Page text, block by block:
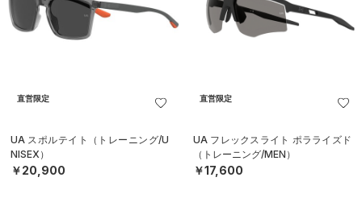
直営限定
UA スポルテイト（トレーニング/U
NISEX）
￥20,900
直営限定
UA フレックスライト ポラライズド
（トレーニング/MEN）
￥17,600